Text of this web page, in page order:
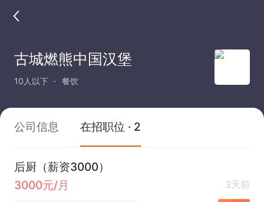
古城燃熊中国汉堡
10人以下 餐饮
公司信息 在招职位 · 2
后厨（薪资3000）
3000元/月
3天前